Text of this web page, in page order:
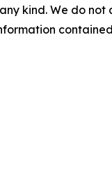
kind. We do